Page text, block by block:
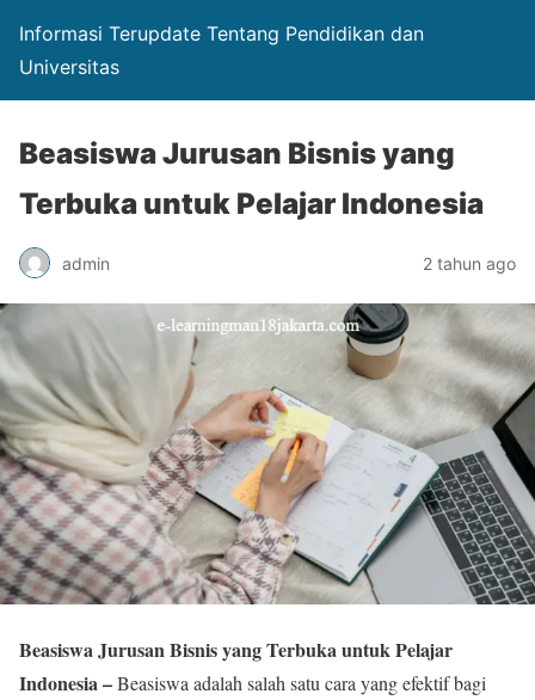
Informasi Terupdate Tentang Pendidikan dan
Universitas
Beasiswa Jurusan Bisnis yang
Terbuka untuk Pelajar Indonesia
admin 2 tahun ago
Beasiswa Jurusan Bisnis yang Terbuka untuk Pelajar
Indonesia –Beasiswa adalah salah satu cara yang efektif bagi